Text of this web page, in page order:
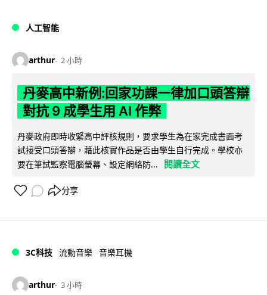
人工智能
arthur 2 小時
丹麥高中新例:回家功課一律加口頭答辯
對抗 9 成學生用 AI 作弊
丹麥政府即時收緊高中評核規則，要求學生為在家完成書面考
試接受口頭答辯，藉此核實作品是否由學生自行完成。學校亦
要在筆試監察電腦螢幕、設定網絡防...
閱讀全文
分享
3C科技 流動音樂 音樂耳機
arthur 3 小時